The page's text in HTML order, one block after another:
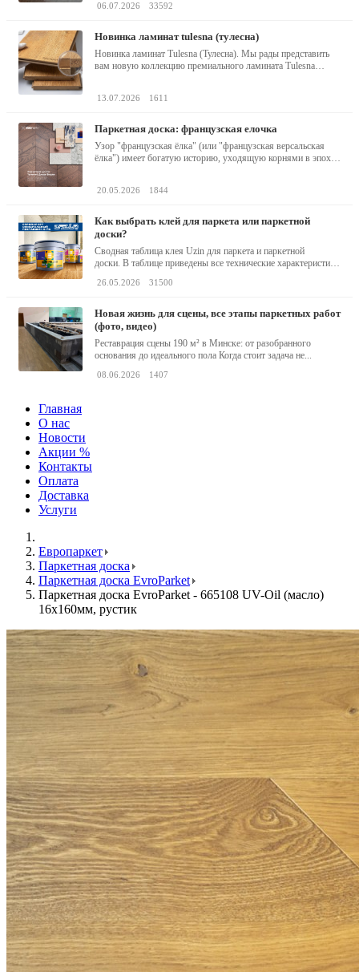
06.07.2026 33592
новинка ламинат tulesna (тулесна)
Новинка ламинат Tulesna (Тулесна). Мы рады представить
вам новую коллекцию премиального ламината Tulesna
13.07.2026 1611
паркетная доска: французская елочка
Узор "французская ёлка" (или "французская версальская
ёлка") имеет богатую историю, уходящую корнями в эпоху
20.05.2026 1844
как выбрать клей для паркета или паркетной
доски?
Сводная таблица клея Uzin для паркета и паркетной
доски. В таблице приведены все технические характеристики
26.05.2026 31500
новая жизнь для сцены, все этапы паркетных работ
(фото, видео)
Реставрация сцены 190 м² в Минске: от разобранного
основания до идеального пола Когда стоит задача не...
08.06.2026 1407
Главная
О нас
Новости
Акции %
Контакты
Оплата
Доставка
Услуги
Европаркет
Паркетная доска
Паркетная доска EvroParket
Паркетная доска EvroParket - 665108 UV-Oil (масло)
16x160мм, рустик